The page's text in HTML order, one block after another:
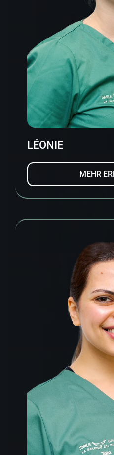
LÉONIE
MEHR